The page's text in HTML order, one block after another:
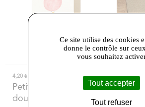
4,20 €
Petit Gramme
- Carte
double Petit Gramme
4,00 €
La
Ce site utilise des cookies
donne le contrôle sur
vous souhaitez
Tout accepter
Tout refuser